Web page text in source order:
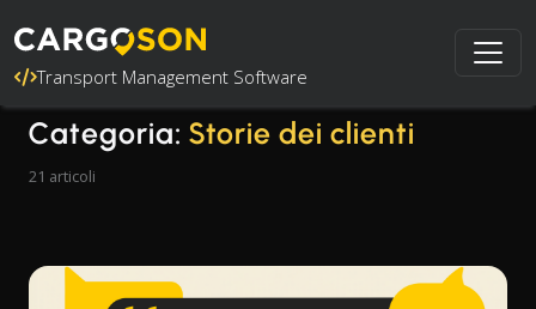
Transport Management Software
Categoria: Storie dei clienti
21 articoli